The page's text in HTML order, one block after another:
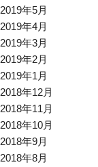
2019年5月
2019年4月
2019年3月
2019年2月
2019年1月
2018年12月
2018年11月
2018年10月
2018年9月
2018年8月